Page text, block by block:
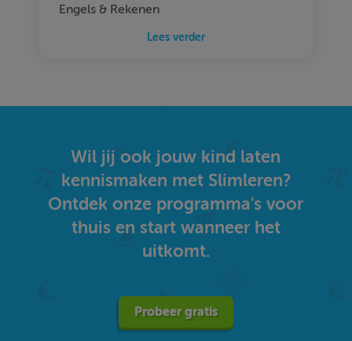
Engels & Rekenen
Lees verder
Wil jij ook jouw kind laten
kennismaken met Slimleren?
Ontdek onze programma's voor
thuis en start wanneer het
uitkomt.
Probeer gratis